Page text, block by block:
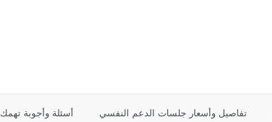
تفاصيل وأسعار جلسات الدعم النفسي أسئلة وأجوبة تهمك